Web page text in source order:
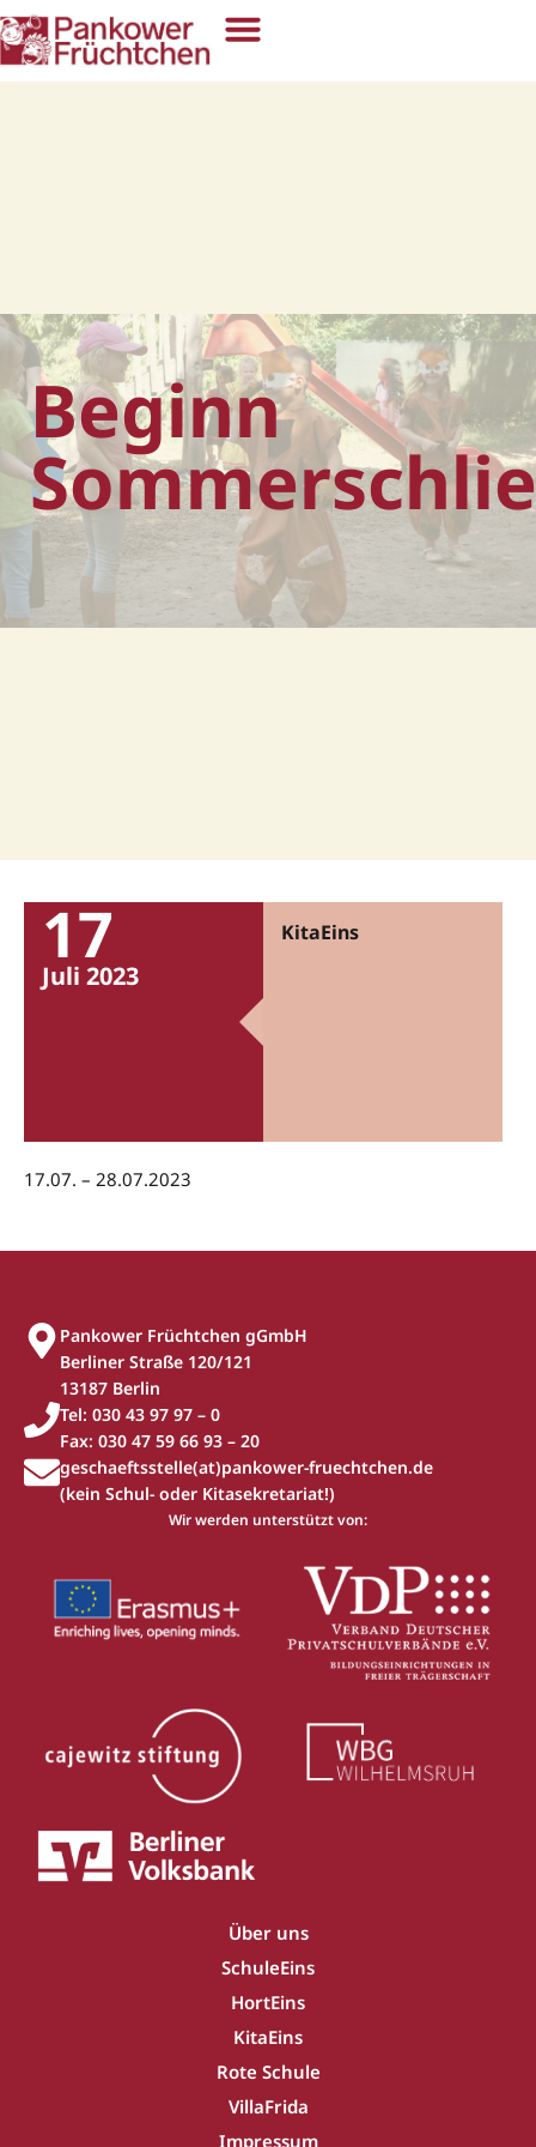
Beginn
17.07. – 28.07.2023
17
Juli 2023
KitaEins
Pankower Früchtchen gGmbH
Berliner Straße 120/121
13187 Berlin
Tel: 030 43 97 97 – 0
Fax: 030 47 59 66 93 – 20
geschaeftsstelle(at)pankower-fruechtchen.de
(kein Schul- oder Kitasekretariat!)
Wir werden unterstützt von:
Über uns
SchuleEins
HortEins
KitaEins
Rote Schule
VillaFrida
Impressum